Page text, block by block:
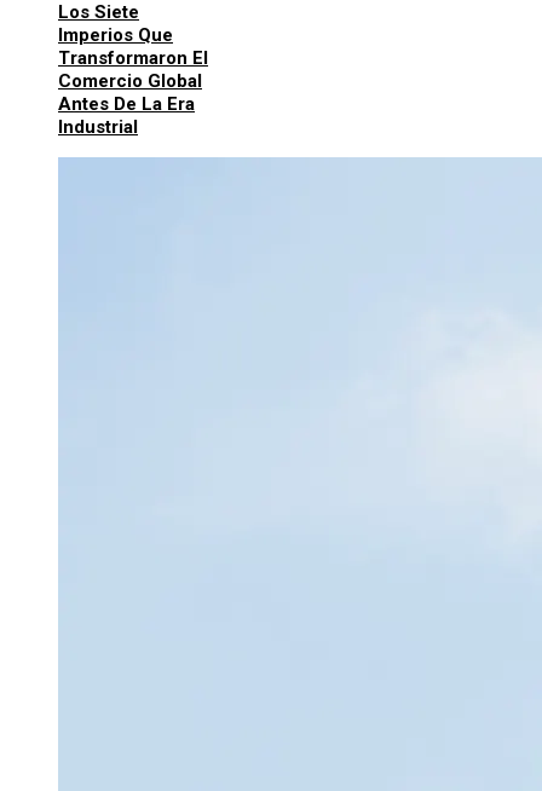
Los Siete
Imperios Que
Transformaron El
Comercio Global
Antes De La Era
Industrial